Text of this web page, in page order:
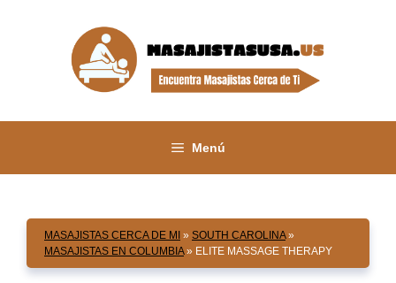
Menú
MASAJISTAS CERCA DE MI » SOUTH CAROLINA»
MASAJISTAS EN COLUMBIA» ELITE MASSAGE THERAPY